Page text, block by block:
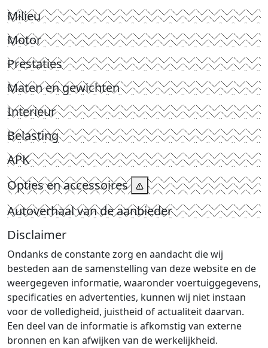
Milieu
Motor
Prestaties
Maten en gewichten
Interieur
Belasting
APK
Opties en accessoires
Autoverhaal van de aanbieder
Disclaimer
Ondanks de constante zorg en aandacht die wij
besteden aan de samenstelling van deze website en de
weergegeven informatie, waaronder voertuiggegevens,
specificaties en advertenties, kunnen wij niet instaan
voor de volledigheid, juistheid of actualiteit daarvan.
Een deel van de informatie is afkomstig van externe
bronnen en kan afwijken van de werkelijkheid.